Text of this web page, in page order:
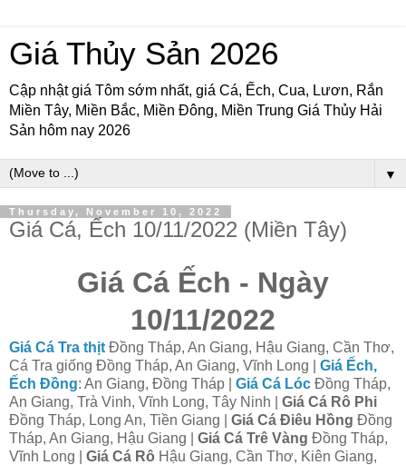
Giá Thủy Sản 2026
Cập nhật giá Tôm sớm nhất, giá Cá, Ếch, Cua, Lươn, Rắn
Miền Tây, Miền Bắc, Miền Đông, Miền Trung Giá Thủy Hải
Sản hôm nay 2026
▼
Thursday, November 10, 2022
Giá Cá, Ếch 10/11/2022 (Miền Tây)
Giá Cá Ếch - Ngày
10/11/2022
Giá Cá Tra thịt Đồng Tháp, An Giang, Hậu Giang, Cần Thơ,
Cá Tra giống Đồng Tháp, An Giang, Vĩnh Long | Giá Ếch,
Ếch Đồng: An Giang, Đồng Tháp | Giá Cá Lóc Đồng Tháp,
An Giang, Trà Vinh, Vĩnh Long, Tây Ninh | Giá Cá Rô Phi
Đồng Tháp, Long An, Tiền Giang | Giá Cá Điêu Hồng Đồng
Tháp, An Giang, Hậu Giang | Giá Cá Trê Vàng Đồng Tháp,
Vĩnh Long | Giá Cá Rô Hậu Giang, Cần Thơ, Kiên Giang,